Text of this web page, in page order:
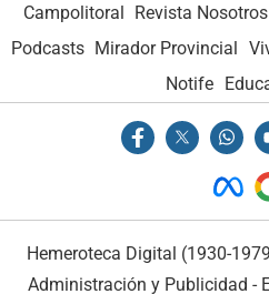
Campolitoral Revista Nosotros
Podcasts Mirador Provincial
Notife
Hemeroteca Digital (1930-
Administración y Publicidad -